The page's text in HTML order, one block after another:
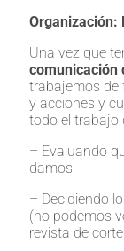
Organización:
Una vez que
comunicación
trabajemos de
y acciones y
todo el trabajo
– Evaluando
damos
– Decidiendo
(no podemos
revista de